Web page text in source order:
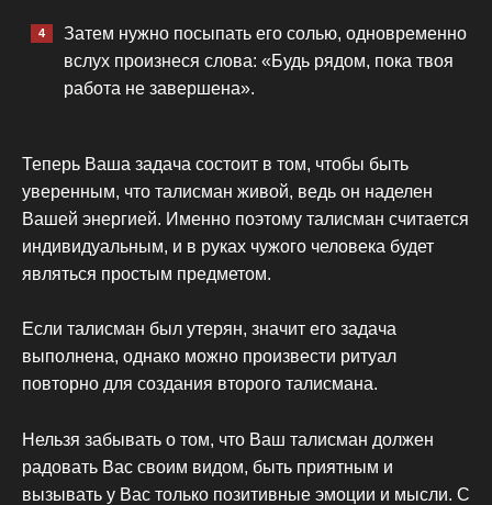
Затем нужно посыпать его солью, одновременно
вслух произнеся слова: «Будь рядом, пока твоя
работа не завершена».
Теперь Ваша задача состоит в том, чтобы быть
уверенным, что талисман живой, ведь он наделен
Вашей энергией. Именно поэтому талисман считается
индивидуальным, и в руках чужого человека будет
являться простым предметом.
Если талисман был утерян, значит его задача
выполнена, однако можно произвести ритуал
повторно для создания второго талисмана.
Нельзя забывать о том, что Ваш талисман должен
радовать Вас своим видом, быть приятным и
вызывать у Вас только позитивные эмоции и мысли. С